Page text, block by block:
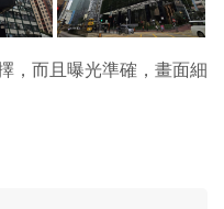
，而且曝光準確，畫面細